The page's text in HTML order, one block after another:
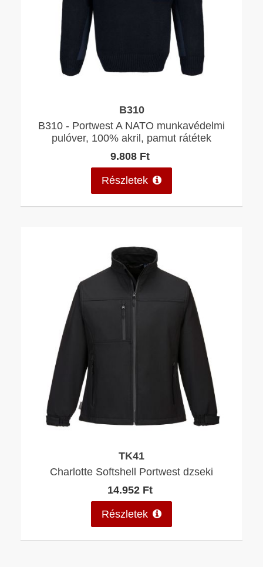
B310
B310 - Portwest A NATO munkavédelmi
pulóver, 100% akril, pamut rátétek
9.808 Ft
Részletek
TK41
Charlotte Softshell Portwest dzseki
14.952 Ft
Részletek